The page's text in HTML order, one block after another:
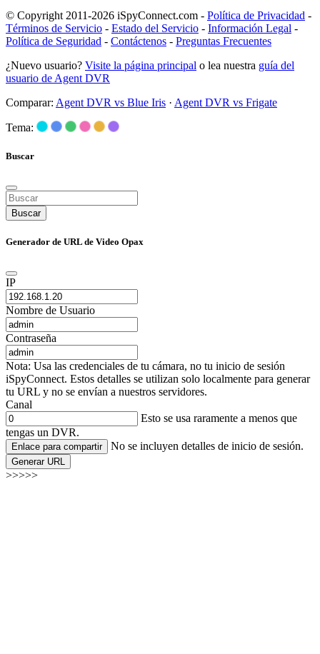
© Copyright 2011-2026 iSpyConnect.com - Política de Privacidad -
Términos de Servicio - Estado del Servicio - Información Legal -
Política de Seguridad - Contáctenos - Preguntas Frecuentes
¿Nuevo usuario? Visite la página principal o lea nuestra guía del
usuario de Agent DVR
Comparar: Agent DVR vs Blue Iris · Agent DVR vs Frigate
Tema:
Buscar
Buscar
Generador de URL de Video Opax
IP
Nombre de Usuario
Contraseña
Nota: Usa las credenciales de tu cámara, no tu inicio de sesión
iSpyConnect. Estos detalles se utilizan solo localmente para generar
tu URL y no se envían a nuestros servidores.
Canal
Esto se usa raramente a menos que
tengas un DVR.
Enlace para compartir No se incluyen detalles de inicio de sesión.
Generar URL
>>>>>